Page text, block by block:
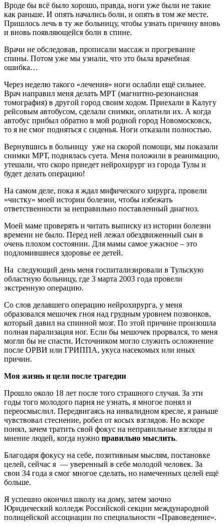
Вроде бы всё было хорошо, правда, ноги уже были не такие
как раньше. И опять начались боли, и опять в том же месте.
Пришлось лечь в ту же больницу, чтобы узнать причину вновь
и вновь появляющейся боли в спине.
Врачи не обследовав, прописали массаж и прогревание
спины. Потом уже мы узнали, что это была врачебная
ошибка…
Через неделю такого «лечения» ноги ослабли ещё сильнее.
Врач направил меня делать МРТ (магнитно-резонансная
томография) в другой город своим ходом. Приехали в Калугу
рейсовым автобусом, сделали снимки, оплатили их. А когда
автобус прибыл обратно в мой родной город Новомосковск,
то я не смог подняться с сиденья. Ноги отказали полностью.
Вернувшись в больницу уже на скорой помощи, мы показали
снимки МРТ, поднялась суета. Меня положили в реанимацию,
утешали, что скоро приедет нейрохирург из города Тулы и
будет делать операцию!
На самом деле, пока я ждал мифического хирурга, провели
«чистку» моей истории болезни, чтобы избежать
ответственности за неправильно поставленный диагноз.
Моей маме проверять и читать выписку из истории болезни
времени не было. Перед ней лежал обездвиженный сын в
очень плохом состоянии. Для мамы самое ужасное – это
подломившиеся здоровье ее детей.
На следующий день меня госпитализировали в Тульскую
областную больницу, где 3 марта 2003 года провели
экстренную операцию.
Со слов делавшего операцию нейрохирурга, у меня
образовался мешочек гноя над грудным уровнем позвонков,
который давил на спинной мозг. По этой причине произошла
полная парализация ног. Если бы мешочек прорвался, то меня
могли бы не спасти. Источником могло служить осложнение
после ОРВИ или ГРИППА, укуса насекомых или иных
причин.
Моя жизнь и цели после трагедии
Прошло около 18 лет после того страшного случая. За эти
годы того молодого парня не узнать, я многое понял и
переосмыслил. Передвигаясь на инвалидном кресле, я раньше
чувствовал стеснение, робел от косых взглядов. Но вскоре
понял, зачем тратить свой фокус на неправильные взгляды и
мнение людей, когда нужно правильно мыслить.
Благодаря фокусу на себе, позитивным мыслям, постановке
целей, сейчас я — уверенный в себе молодой человек. За
свои 34 года я смог многое сделать, но намеченных целей ещё
больше.
Я успешно окончил школу на дому, затем заочно
Юридический колледж Российской секции международной
полицейской ассоциации по специальности «Правоведение».